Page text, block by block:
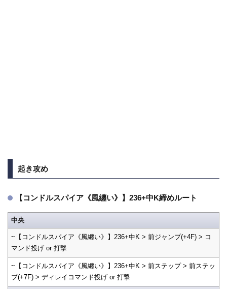
起き攻め
【コンドルスパイア《風纏い》】236+中K締めルート
中央
~【コンドルスパイア《風纏い》】236+中K > 前ジャンプ(+4F) > コ
マンド投げ or 打撃
~【コンドルスパイア《風纏い》】236+中K > 前ステップ > 前ステッ
プ(+7F) > ディレイコマンド投げ or 打撃